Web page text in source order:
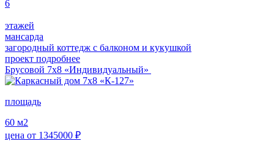
6
этажей
мансарда
загородный коттедж с балконом и кукушкой
проект подробнее
Брусовой 7х8 «Индивидуальный»
площадь
60 м2
цена от 1345000 ₽